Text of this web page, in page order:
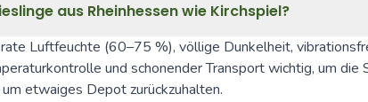
aus Rheinhessen wie Kirchspiel?
Luftfeuchte (60–75 %), völlige Dunkelheit,
und schonender Transport wichtig, um die
etwaiges Depot zurückzuhalten.